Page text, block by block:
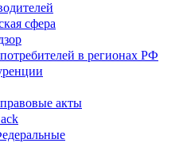
сфера
в регионах РФ
акты